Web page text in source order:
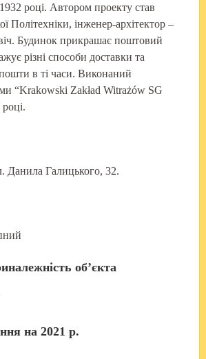
році. Автором проекту став
Політехніки, інженер-архітектор –
Будинок прикрашає поштовий
різні способи доставки та
в ті часи. Виконаний
“Krakowski Zakład Witrażów SG
Данила Галицького, 32.
об’єкта
на 2021 р.